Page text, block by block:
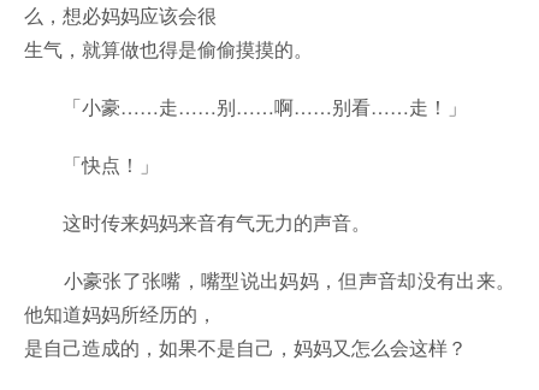
么，想必妈妈应该会很
生气，就算做也得是偷偷摸摸的。
「小豪……走……别……啊……别看……走！」
「快点！」
这时传来妈妈来音有气无力的声音。
小豪张了张嘴，嘴型说出妈妈，但声音却没有出来。
他知道妈妈所经历的，
是自己造成的，如果不是自己，妈妈又怎么会这样？